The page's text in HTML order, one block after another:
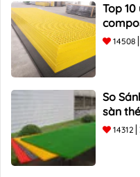
Top
14508
So
sàn
nhược
14312